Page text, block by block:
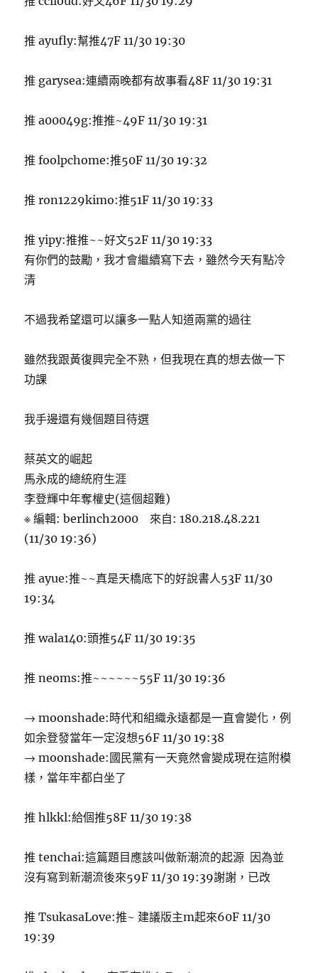
推 ayufly:幫推47F 11/30 19:30
推 garysea:連續兩晚都有故事看48F 11/30 19:31
推 a00049g:推推~49F 11/30 19:31
推 foolpchome:推50F 11/30 19:32
推 ron1229kimo:推51F 11/30 19:33
推 yipy:推推~~好文52F 11/30 19:33
有你們的鼓勵，我才會繼續寫下去，雖然今天有點冷
清
不過我希望還可以讓多一點人知道兩黨的過往
雖然我跟黃復興完全不熟，但我現在真的想去做一下
功課
我手邊還有幾個題目待選
蔡英文的崛起
馬永成的總統府生涯
李登輝中年奪權史(這個超難)
※ 編輯: berlinch2000 來自: 180.218.48.221
(11/30 19:36)
推 ayue:推~~真是天橋底下的好說書人53F 11/30
19:34
推 wala140:頭推54F 11/30 19:35
推 neoms:推~~~~~~55F 11/30 19:36
→ moonshade:時代和組織永遠都是一直會變化，例
如余登發當年一定沒想56F 11/30 19:38
→ moonshade:國民黨有一天竟然會變成現在這附模
樣，當年牢都白坐了
推 hlkkl:給個推58F 11/30 19:38
推 tenchai:這篇題目應該叫做新潮流的起源 因為並
沒有寫到新潮流後來59F 11/30 19:39謝謝，已改
推 TsukasaLove:推~ 建議版主m起來60F 11/30
19:39